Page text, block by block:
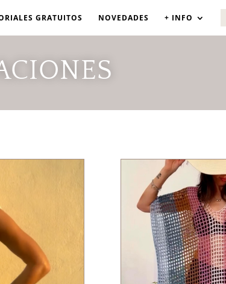
GRATUITOS NOVEDADES + INFO